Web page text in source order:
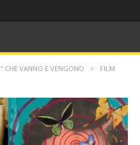
CHE VANNO E VENGONO FILM